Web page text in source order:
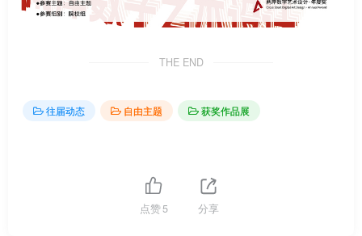
THE END
往届动态 自由主题 获奖作品展
点赞5 分享